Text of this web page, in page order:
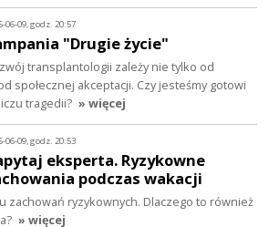
06-09, godz. 20:57
"Drugie życie"
transplantologii zależy nie tylko od
społecznej akceptacji. Czy jesteśmy gotowi
tragedii? » więcej
06-09, godz. 20:53
eksperta. Ryzykowne
podczas wakacji
zachowań ryzykownych. Dlaczego to również
» więcej